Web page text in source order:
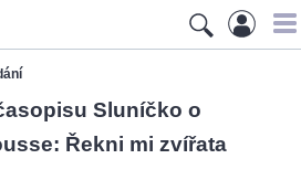
Sluníčko o
Řekni mi zvířata